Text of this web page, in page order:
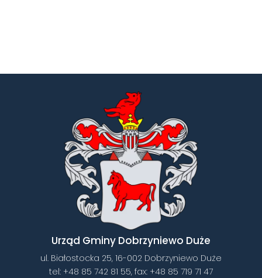
Urząd Gminy Dobrzyniewo Duże
ul. Białostocka 25, 16-002 Dobrzyniewo Duże
tel: +48 85 742 81 55, fax: +48 85 719 71 47